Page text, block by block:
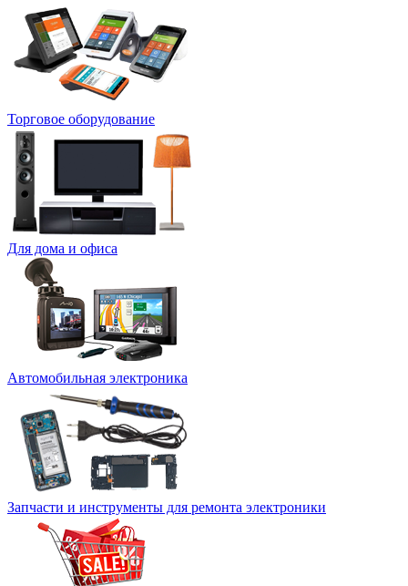
Торговое оборудование
Для дома и офиса
Автомобильная электроника
Запчасти и инструменты для ремонта электроники